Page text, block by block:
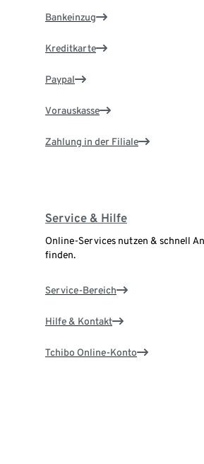
Bankeinzug
Kreditkarte
Paypal
Vorauskasse
Zahlung in der Filiale
Service & Hilfe
Online-Services nutzen & schnell
finden.
Service-Bereich
Hilfe & Kontakt
Tchibo Online-Konto